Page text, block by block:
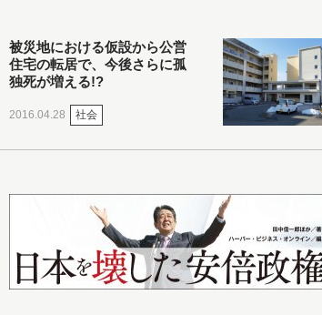
被災地における仮設から公営
住宅の転居で、今後さらに孤
独死が増える!?
2016.04.28 社会